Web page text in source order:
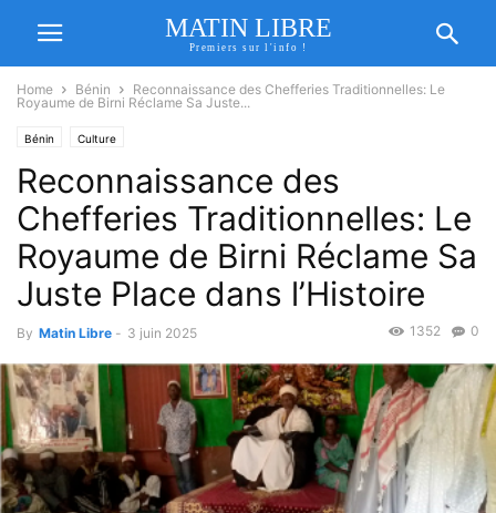
MATIN LIBRE
Premiers sur l'info !
Home Bénin
Reconnaissance des Chefferies Traditionnelles: Le
Royaume de Birni Réclame Sa Juste...
Bénin Culture
Reconnaissance des
Chefferies Traditionnelles: Le
Royaume de Birni Réclame Sa
Juste Place dans l’Histoire
By Matin Libre - 3 juin 2025 0
1352